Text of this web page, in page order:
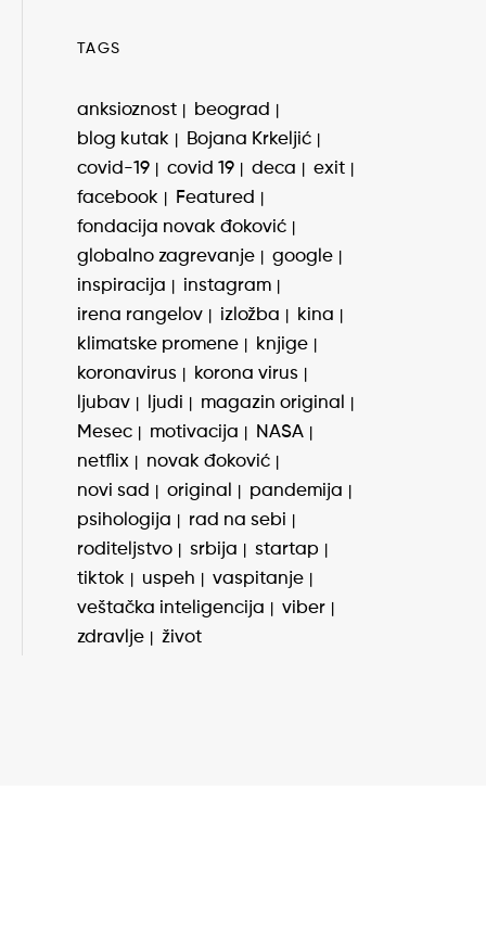
TAGS
anksioznost
beograd
blog kutak
Bojana Krkeljić
covid-19
covid 19 deca
exit
facebook
Featured
fondacija novak đoković
globalno zagrevanje
google
inspiracija
instagram
irena rangelov
izložba
kina
klimatske promene
knjige
koronavirus
korona virus
ljubav
ljudi
magazin original
Mesec
motivacija
NASA
netflix
novak đoković
novi sad
original
pandemija
psihologija
rad na sebi
roditeljstvo
srbija
startap
tiktok
uspeh
vaspitanje
veštačka inteligencija
viber
zdravlje
život